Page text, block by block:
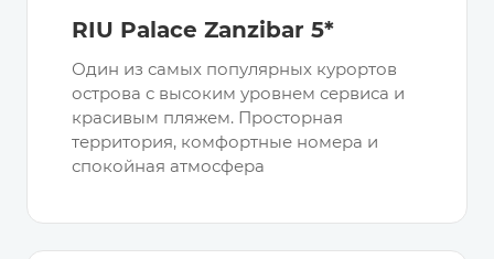
RIU Palace Zanzibar 5*
Один из самых популярных курортов
острова с высоким уровнем сервиса и
красивым пляжем. Просторная
территория, комфортные номера и
спокойная атмосфера